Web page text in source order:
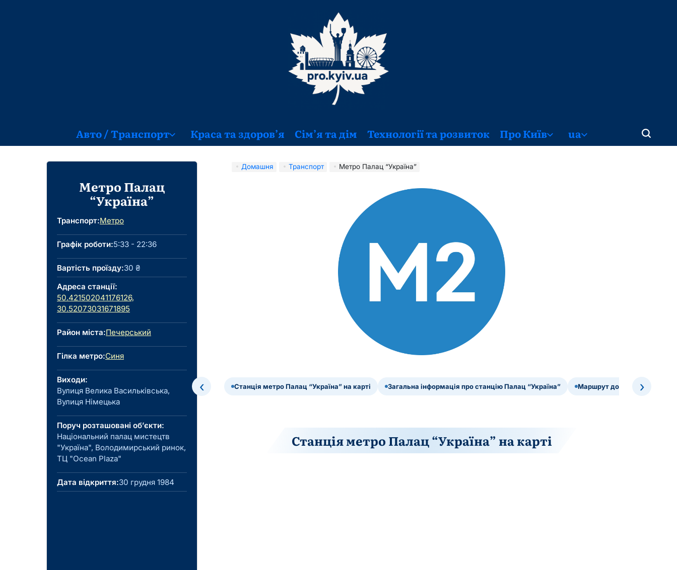
Авто / Транспорт Краса та здоров’я Сім’я та дім Технології та розвиток Про Київ ua
Метро Палац
“Україна”
Транспорт:Метро
Графік роботи:5:33 - 22:36
Вартість проїзду:30 ₴
Адреса станції:
50.421502041176126,
30.52073031671895
Район міста:Печерський
Гілка метро:Синя
Виходи:
Вулиця Велика Васильківська,
Вулиця Німецька
Поруч розташовані об’єкти:
Національний палац мистецтв
"Україна", Володимирський ринок,
ТЦ "Ocean Plaza"
Дата відкриття:30 грудня 1984
Домашня Транспорт Метро Палац “Україна”
Станція метро Палац “Україна” на карті Загальна інформація про станцію Палац “Україна” Маршрут до метро Палац
‹ ›
Станція метро Палац “Україна” на карті